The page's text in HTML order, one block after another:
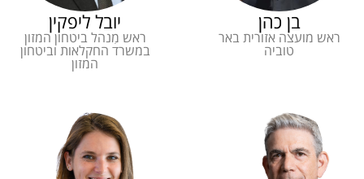
בן כהן
ראש מועצה אזורית באר
טוביה
יובל ליפקין
ראש מִנהל ביטחון המזון
במשרד החקלאות וביטחון
המזון